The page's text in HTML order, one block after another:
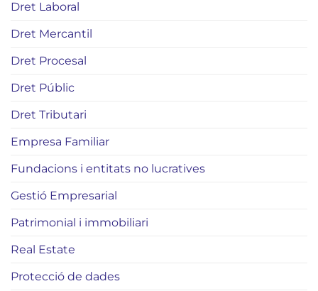
Dret Laboral
Dret Mercantil
Dret Procesal
Dret Públic
Dret Tributari
Empresa Familiar
Fundacions i entitats no lucratives
Gestió Empresarial
Patrimonial i immobiliari
Real Estate
Protecció de dades